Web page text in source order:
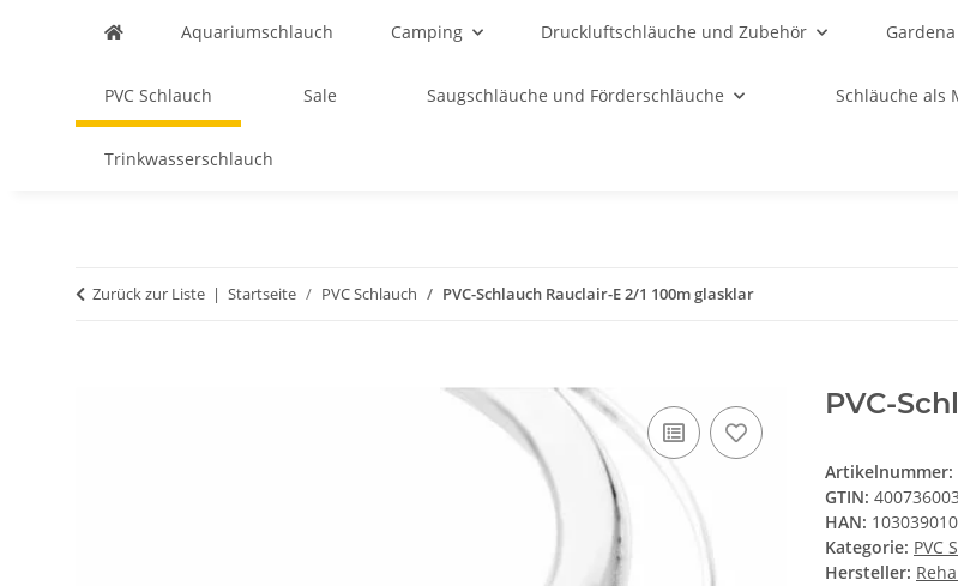
Aquariumschlauch Camping Druckluftschläuche und Zubehör Gardena
PVC Schlauch Sale Saugschläuche und Förderschläuche Schläuche als
Trinkwasserschlauch
Zurück zur Liste Startseite PVC Schlauch PVC-Schlauch Rauclair-E 2/1 100m glasklar
PVC-
Artikelnummer:
GTIN:
HAN:
Kategorie: PVC
Hersteller: